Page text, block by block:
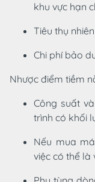
khu vực hạn
Tiêu thụ
Chi phí bảo
Nhược điểm tiềm
Công suất
trình có khối
Nếu mua
việc có thể là